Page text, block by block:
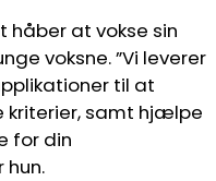
håber at vokse sin
voksne. ”Vi leverer
til at
kriterier, samt hjælpe
for din
hun.